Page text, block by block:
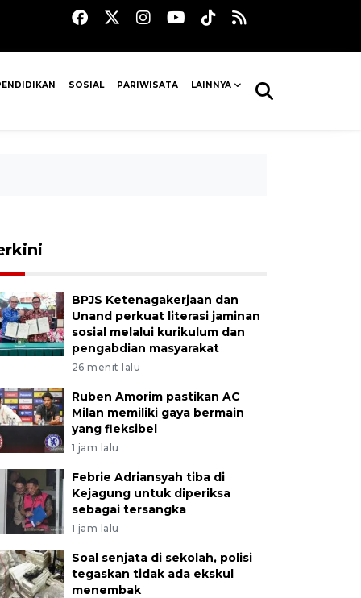
SOSIAL PARIWISATA LAINNYA
BPJS Ketenagakerjaan dan
Unand perkuat literasi jaminan
sosial melalui kurikulum dan
pengabdian masyarakat
26 menit lalu
Ruben Amorim pastikan AC
Milan memiliki gaya bermain
yang fleksibel
1 jam lalu
Febrie Adriansyah tiba di
Kejagung untuk diperiksa
sebagai tersangka
1 jam lalu
Soal senjata di sekolah, polisi
tegaskan tidak ada ekskul
menembak